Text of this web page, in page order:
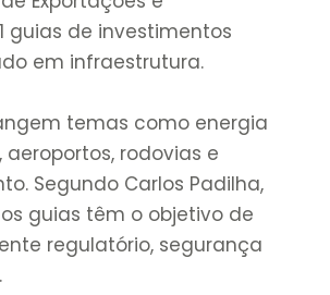
guias de investimentos
em infraestrutura.
temas como energia
rodovias e
Segundo Carlos Padilha,
guias têm o objetivo de
regulatório, segurança